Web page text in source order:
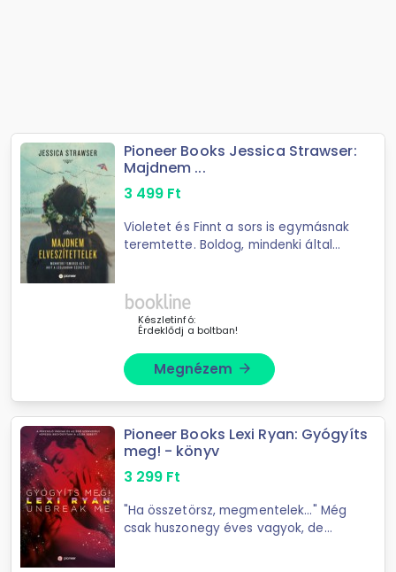
Pioneer Books Jessica Strawser:
Majdnem ...
3 499 Ft
Violetet és Finnt a sors is egymásnak
teremtette. Boldog, mindenki által
nyaralásukat töltik Floridában.
Boldog, ...
Készletinfó:
Érdeklődj a boltban!
Megnézem arrow_forward
Pioneer Books Lexi Ryan: Gyógyíts
meg! - könyv
3 299 Ft
"Ha összetörsz, megmentelek..." Még
csak huszonegy éves vagyok, de